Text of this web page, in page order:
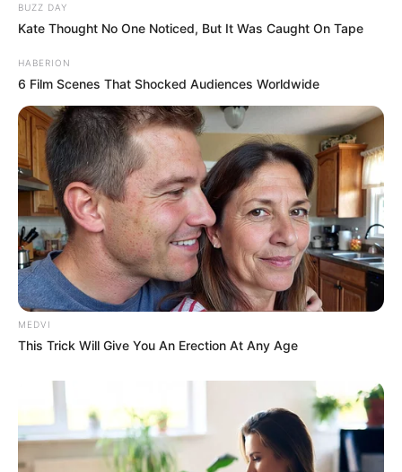
BUZZ DAY
Kate Thought No One Noticed, But It Was Caught On Tape
HABERION
6 Film Scenes That Shocked Audiences Worldwide
MEDVI
This Trick Will Give You An Erection At Any Age